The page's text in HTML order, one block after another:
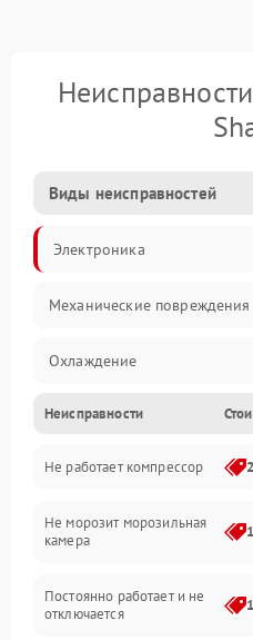
Виды неисправностей
Электроника
Механические повреждения
Охлаждение
Механика
Электропитание
Дренаж
Неисправности
Не работает компрессор
Не морозит морозильная
камера
Постоянно работает и не
отключается